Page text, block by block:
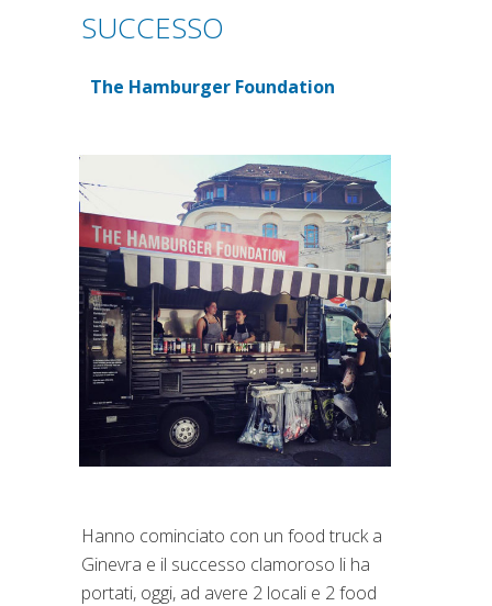
SUCCESSO
The Hamburger Foundation
(si apre in una nuova scheda)
Hanno cominciato con un food truck a
Ginevra e il successo clamoroso li ha
portati, oggi, ad avere 2 locali e 2 food